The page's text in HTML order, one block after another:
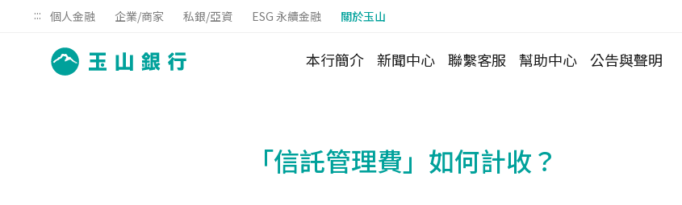
::: 個人金融 企業/商家 私銀/亞資 ESG 永續金融 關於玉山
本行簡介 新聞中心 聯繫客服 幫助中心 公告與聲明
「信託管理費」如何計收？